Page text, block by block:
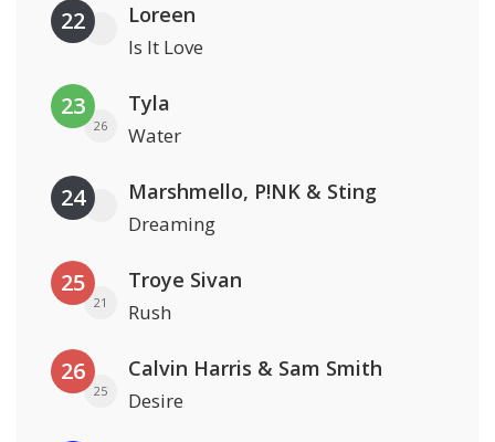
22 Loreen
Is It Love
23
26
Tyla
Water
24 Marshmello, P!NK & Sting
Dreaming
25
21
Troye Sivan
Rush
26
25
Calvin Harris & Sam Smith
Desire